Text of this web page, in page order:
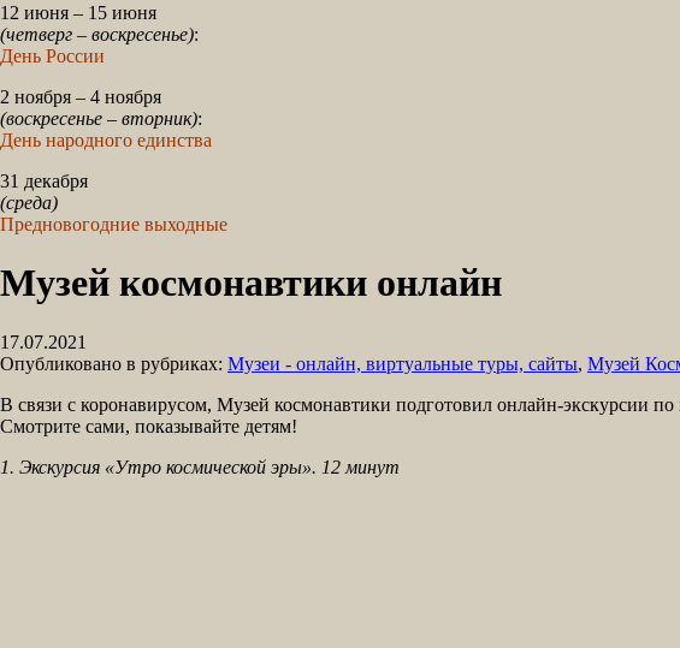
12 июня – 15 июня
(четверг – воскресенье):
День России
2 ноября – 4 ноября
(воскресенье – вторник):
День народного единства
31 декабря
(среда)
Предновогодние выходные
Музей космонавтики онлайн
17.07.2021
Опубликовано в рубриках: Музеи - онлайн, виртуальные туры, сайты, Музей
В связи с коронавирусом, Музей космонавтики подготовил онлайн-экскурсии по
Смотрите сами, показывайте детям!
1. Экскурсия «Утро космической эры». 12 минут